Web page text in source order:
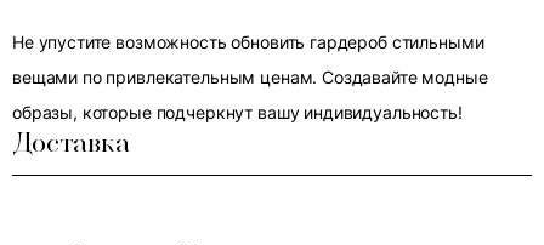
Не упустите возможность обновить гардероб стильными
вещами по привлекательным ценам. Создавайте модные
образы, которые подчеркнут вашу индивидуальность!
Доставка